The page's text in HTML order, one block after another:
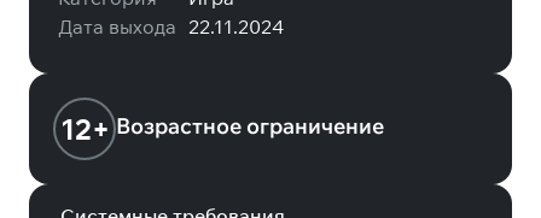
Дата выхода 22.11.2024
12+ Возрастное ограничение